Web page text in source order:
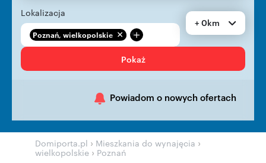
Lokalizacja
Poznań, wielkopolskie +
+ 0km
Pokaż
Powiadom o nowych ofertach
Domiporta.pl › Mieszkania do wynajęcia ›
wielkopolskie › Poznań